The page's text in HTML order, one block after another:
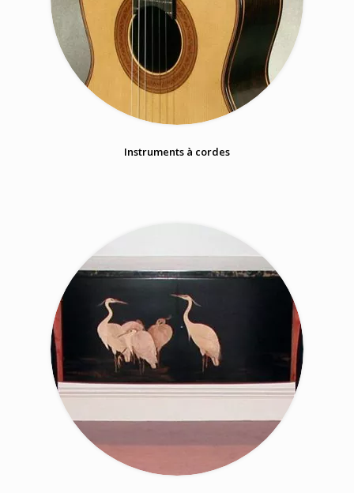
Instruments à cordes